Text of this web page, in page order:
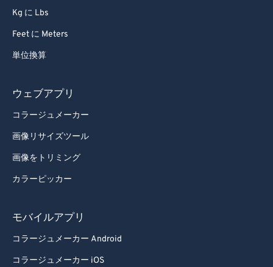
Kg に Lbs
Feet に Meters
単位換算
ウェブアプリ
コラージュメーカー
画像リサイズツール
画像をトリミング
カラーピッカー
モバイルアプリ
コラージュメーカー Android
コラージュメーカー iOS